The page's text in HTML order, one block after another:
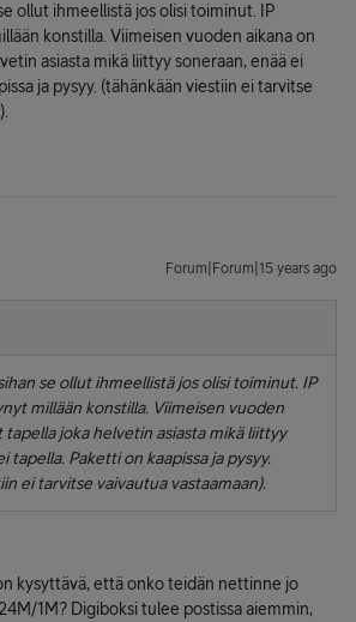
ollut ihmeellistä jos olisi toiminut. IP
konstilla. Viimeisen vuoden aikana on
asiasta mikä liittyy soneraan, enää ei
ja pysyy. (tähänkään viestiin ei tarvitse
Forum|Forum|15 years ago
se ollut ihmeellistä jos olisi toiminut. IP
millään konstilla. Viimeisen vuoden
tapella joka helvetin asiasta mikä liittyy
tapella. Paketti on kaapissa ja pysyy.
ei tarvitse vaivautua vastaamaan).
kysyttävä, että onko teidän nettinne jo
1M? Digiboksi tulee postissa aiemmin,